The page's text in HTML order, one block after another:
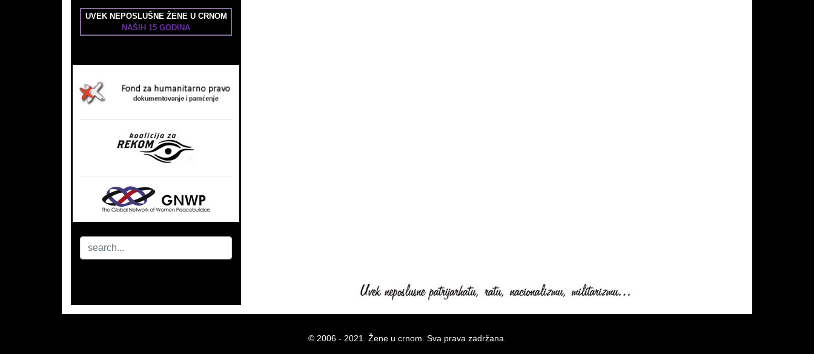
UVEK NEPOSLUŠNE ŽENE U CRNOM
NAŠIH 15 GODINA
© 2006 - 2021. Žene u crnom. Sva prava zadržana.